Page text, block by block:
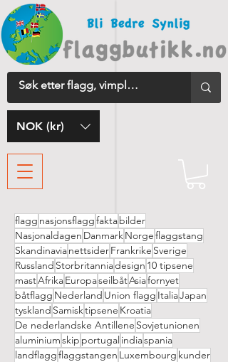
NOK (kr)
flagg nasjonsflaggfaktabilder
Nasjonaldagen DanmarkNorgeflaggstang
SkandinavianettsiderFrankrike Sverige
Russland Storbritanniadesign 10 tipsene
mastAfrikaEuropaseilbåtAsiafornyet
båtflagg Nederland Union flagg ItaliaJapan
tyskland Samisktipsene Kroatia
De nederlandske Antillene Sovjetunionen
aluminiumskip portugal indiaspania
landflaggflaggstangen Luxembourg kunder